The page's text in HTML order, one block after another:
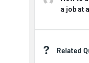
a job at
Related